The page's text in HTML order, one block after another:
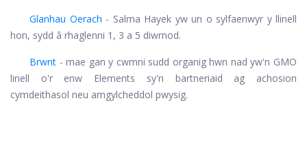
Glanhau Oerach - Salma Hayek yw un o sylfaenwyr y llinell
hon, sydd â rhaglenni 1, 3 a 5 diwrnod.
Brwnt - mae gan y cwmni sudd organig hwn nad yw'n GMO
linell o'r enw Elements sy'n bartneriaid ag achosion
cymdeithasol neu amgylcheddol pwysig.